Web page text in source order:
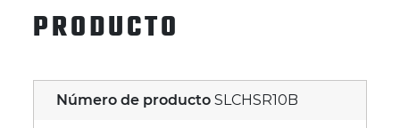
PRODUCTO
Número de producto SLCHSR10B